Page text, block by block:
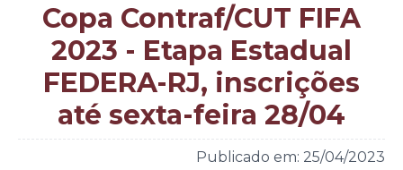
Copa Contraf/CUT FIFA
2023 - Etapa Estadual
FEDERA-RJ, inscrições
até sexta-feira 28/04
Publicado em: 25/04/2023